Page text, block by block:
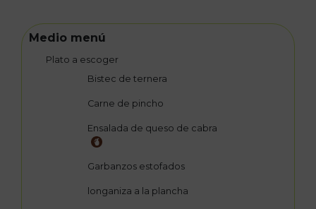
Medio menú
Plato a escoger
Bistec de ternera
Carne de pincho
Ensalada de queso de cabra
Garbanzos estofados
longaniza a la plancha